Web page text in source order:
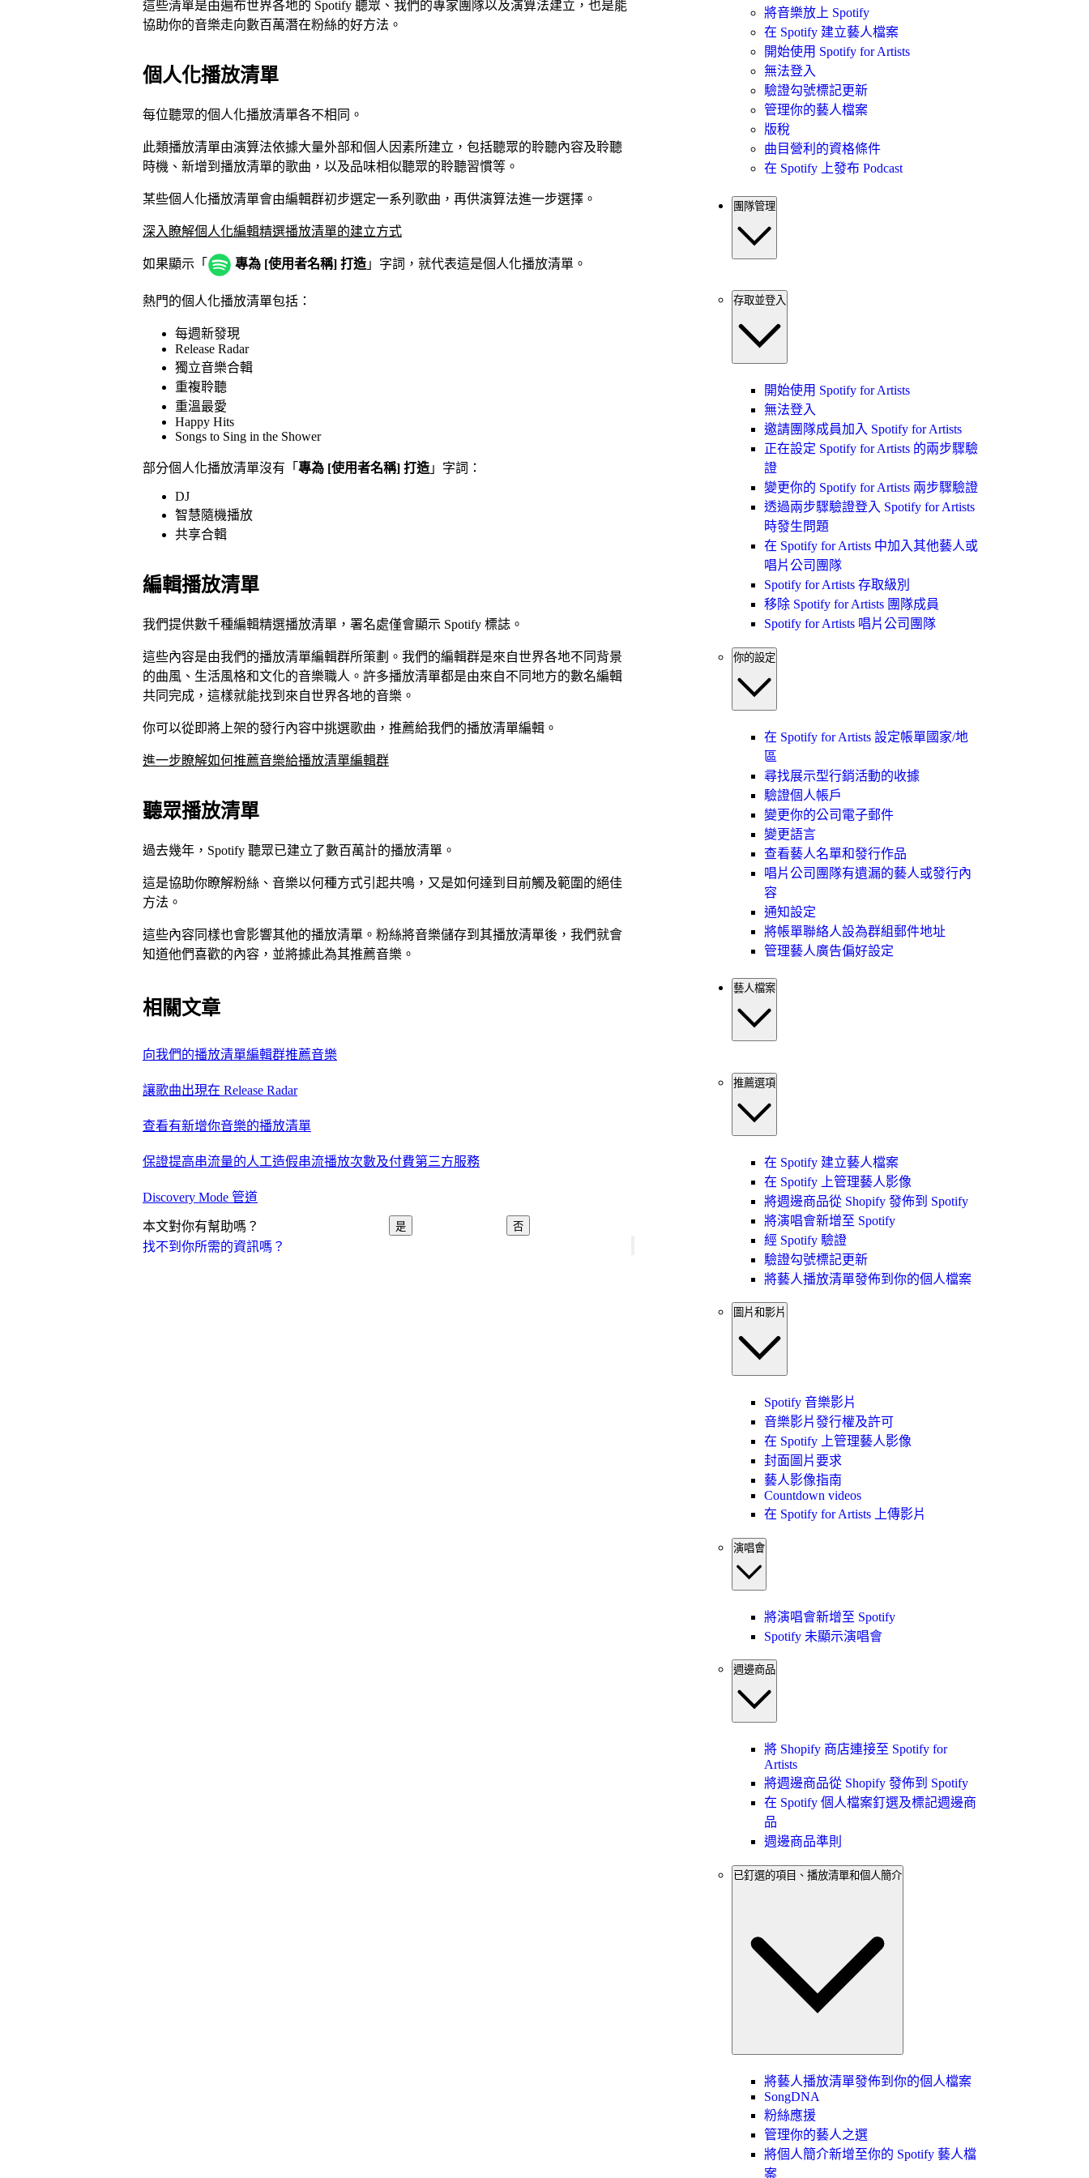
找不到你所需的資訊嗎？
這些清單是由遍布世界各地的 Spotify 聽眾、我們的專家團隊以及演算法建立，也是能
協助你的音樂走向數百萬潛在粉絲的好方法。
個人化播放清單
每位聽眾的個人化播放清單各不相同。
此類播放清單由演算法依據大量外部和個人因素所建立，包括聽眾的聆聽內容及聆聽
時機、新增到播放清單的歌曲，以及品味相似聽眾的聆聽習慣等。
某些個人化播放清單會由編輯群初步選定一系列歌曲，再供演算法進一步選擇。
深入瞭解個人化編輯精選播放清單的建立方式
如果顯示「 專為 [使用者名稱] 打造 」字詞，就代表這是個人化播放清單。
熱門的個人化播放清單包括：
每週新發現
Release Radar
獨立音樂合輯
重複聆聽
重溫最愛
Happy Hits
Songs to Sing in the Shower
部分個人化播放清單沒有「 專為 [使用者名稱] 打造 」字詞：
DJ
智慧隨機播放
共享合輯
編輯播放清單
我們提供數千種編輯精選播放清單，署名處僅會顯示 Spotify 標誌。
這些內容是由我們的播放清單編輯群所策劃。我們的編輯群是來自世界各地不同背景
的曲風、生活風格和文化的音樂職人。許多播放清單都是由來自不同地方的數名編輯
共同完成，這樣就能找到來自世界各地的音樂。
你可以從即將上架的發行內容中挑選歌曲，推薦給我們的播放清單編輯。
進一步瞭解如何推薦音樂給播放清單編輯群
聽眾播放清單
過去幾年，Spotify 聽眾已建立了數百萬計的播放清單。
這是協助你瞭解粉絲、音樂以何種方式引起共鳴，又是如何達到目前觸及範圍的絕佳
方法。
這些內容同樣也會影響其他的播放清單。粉絲將音樂儲存到其播放清單後，我們就會
知道他們喜歡的內容，並將據此為其推薦音樂。
相關文章
向我們的播放清單編輯群推薦音樂
讓歌曲出現在 Release Radar
查看有新增你音樂的播放清單
保證提高串流量的人工造假串流播放次數及付費第三方服務
Discovery Mode 管道
本文對你有幫助嗎？ 是 否
將音樂放上 Spotify
在 Spotify 建立藝人檔案
開始使用 Spotify for Artists
無法登入
驗證勾號標記更新
管理你的藝人檔案
版稅
曲目營利的資格條件
在 Spotify 上發布 Podcast
團隊管理
存取並登入
開始使用 Spotify for Artists
無法登入
邀請團隊成員加入 Spotify for Artists
正在設定 Spotify for Artists 的兩步驟驗
證
變更你的 Spotify for Artists 兩步驟驗證
透過兩步驟驗證登入 Spotify for Artists
時發生問題
在 Spotify for Artists 中加入其他藝人或
唱片公司團隊
Spotify for Artists 存取級別
移除 Spotify for Artists 團隊成員
Spotify for Artists 唱片公司團隊
你的設定
在 Spotify for Artists 設定帳單國家/地
區
尋找展示型行銷活動的收據
驗證個人帳戶
變更你的公司電子郵件
變更語言
查看藝人名單和發行作品
唱片公司團隊有遺漏的藝人或發行內
容
通知設定
將帳單聯絡人設為群組郵件地址
管理藝人廣告偏好設定
藝人檔案
推薦選項
在 Spotify 建立藝人檔案
在 Spotify 上管理藝人影像
將週邊商品從 Shopify 發佈到 Spotify
將演唱會新增至 Spotify
經 Spotify 驗證
驗證勾號標記更新
將藝人播放清單發佈到你的個人檔案
圖片和影片
Spotify 音樂影片
音樂影片發行權及許可
在 Spotify 上管理藝人影像
封面圖片要求
藝人影像指南
Countdown videos
在 Spotify for Artists 上傳影片
演唱會
將演唱會新增至 Spotify
Spotify 未顯示演唱會
週邊商品
將 Shopify 商店連接至 Spotify for
Artists
將週邊商品從 Shopify 發佈到 Spotify
在 Spotify 個人檔案釘選及標記週邊商
品
週邊商品準則
已釘選的項目、播放清單和個人簡介
將藝人播放清單發佈到你的個人檔案
SongDNA
粉絲應援
管理你的藝人之選
將個人簡介新增至你的 Spotify 藝人檔
案